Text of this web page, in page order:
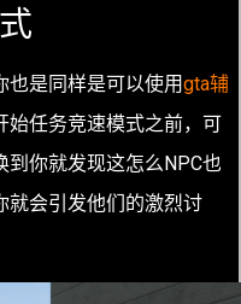
也是同样是可以使用gta辅
始任务竞速模式之前，可
到你就发现这怎么NPC也
就会引发他们的激烈讨